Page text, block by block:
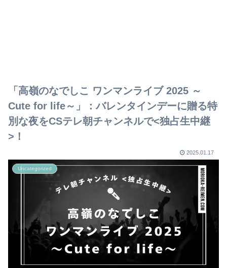
「高嶺のなでしこ ワンマンライブ 2025 ～
Cute for life～」：バレンタインデーに贈る特
別な夜をCSテレ朝チャンネルで<独占生中継
>！
2025.01.17
Uncategorized